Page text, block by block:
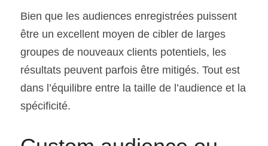
Bien que les audiences enregistrées puissent
être un excellent moyen de cibler de larges
groupes de nouveaux clients potentiels, les
résultats peuvent parfois être mitigés. Tout est
dans l’équilibre entre la taille de l’audience et la
spécificité.